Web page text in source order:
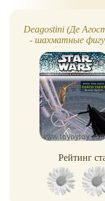
Deagostini (Де
- шахматные
Звёздных Войн
Рейтинг